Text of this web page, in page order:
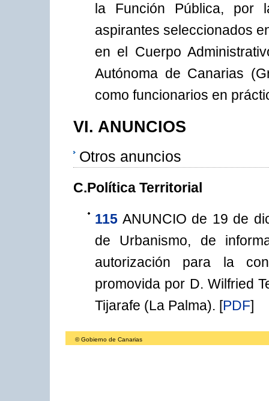
la Función Pública, por
aspirantes seleccionados
en el Cuerpo
Autónoma de Canarias
como funcionarios en
VI. ANUNCIOS
Otros anuncios
C.Política Territorial
115 ANUNCIO de 19 de
de Urbanismo, de
autorización para la
promovida por D. Wilfried
Tijarafe (La Palma). [PDF]
© Gobierno de Canarias